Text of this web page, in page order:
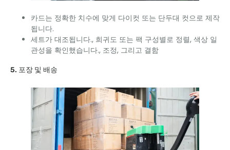
카드는 정확한 치수에 맞게 다이컷 또는 단두대 컷으로 제작
됩니다.
세트가 대조됩니다., 희귀도 또는 팩 구성별로 정렬, 색상 일
관성을 확인했습니다., 조정, 그리고 결함
5. 포장 및 배송